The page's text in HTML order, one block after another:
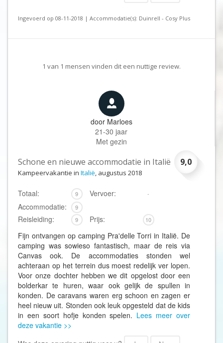
Ingevoerd op 08-11-2018 | Accommodatie(s): Duinrell - Cosy Plus
1 van 1 mensen vinden dit een nuttige review.
door Marloes
21-30 jaar
Met gezin
9,0
Schone en nieuwe accommodatie in Italië
Kampeervakantie in Italië, augustus 2018
Totaal: 9 Vervoer: -
Accommodatie: 9
Reisleiding: 9 Prijs: 10
Fijn ontvangen op camping Pra'delle Torri in Italië. De
camping was sowieso fantastisch, maar de reis via
Canvas ook. De accommodaties stonden wel
achteraan op het terrein dus moest redelijk ver lopen.
Voor onze dochter hebben we dit opgelost door een
bolderkar te huren, waar ook gelijk de spullen in
konden. De caravans waren erg schoon en zagen er
heel nieuw uit. Stonden ook leuk opgesteld dat de kids
in een soort hofje konden spelen. Lees meer over
deze vakantie >>